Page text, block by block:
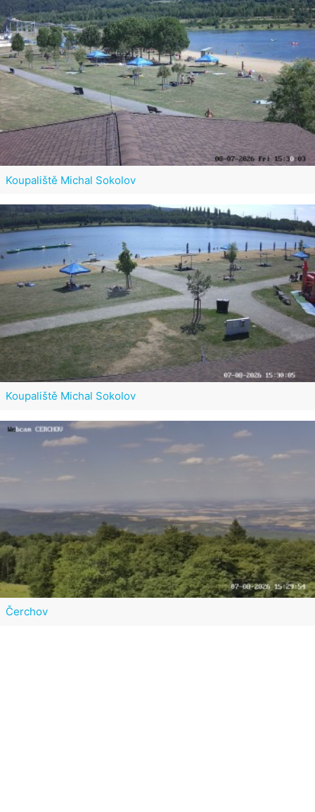
Koupaliště Michal Sokolov
Koupaliště Michal Sokolov
Čerchov